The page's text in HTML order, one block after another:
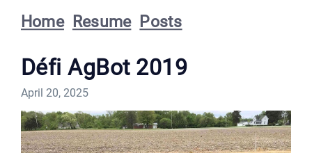
Home Resume Posts
Défi AgBot 2019
April 20, 2025